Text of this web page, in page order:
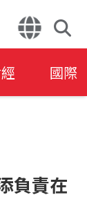
國際
負責在